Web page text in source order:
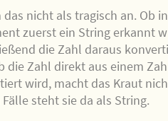
das nicht als tragisch an. Ob
zuerst ein String erkannt
die Zahl daraus
die Zahl direkt aus einem
wird, macht das Kraut
steht sie da als String.